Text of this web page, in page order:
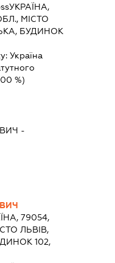
УКРАЇНА,
МІСТО
БУДИНОК
Україна
%)
-
79054,
ЛЬВІВ,
102,